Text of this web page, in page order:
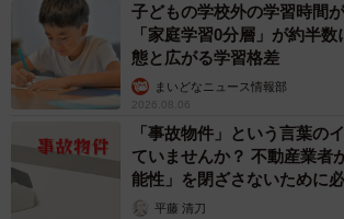
子どもの学校外の学習時間
「家庭学習0分層」が約半
態と広がる学習格差
まいどなニュース情報部
2026.08.06
「事故物件」という言葉の
ていませんか？ 不動産業者
能性」を閉ざさないために
平藤 清刀